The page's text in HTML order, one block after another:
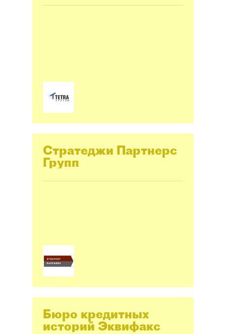
Стратеджи Партнерс
Групп
Бюро кредитных
историй Эквифакс